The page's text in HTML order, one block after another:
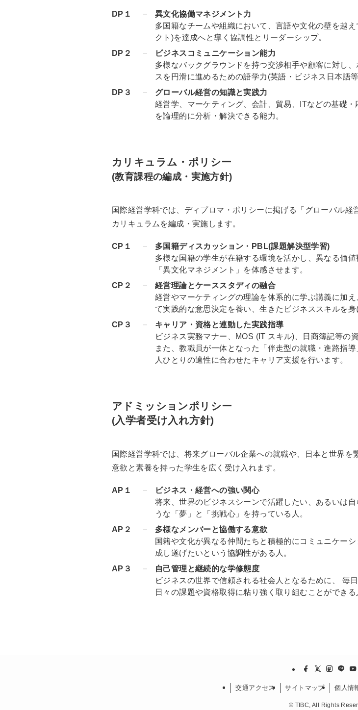
DP１
異文化協働マネジメント力
多国籍なチームや組織において、言語や文化の壁を越
クト)を達成へと導く協調性とリーダーシップ。
DP２
ビジネスコミュニケーション能力
多様なバックグラウンドを持つ交渉相手や顧客に対し
スを円滑に進めるための語学力(英語・ビジネス日本語等
DP３
グローバル経営の知識と実践力
経営学、マーケティング、会計、貿易、ITなどの基礎
を論理的に分析・解決できる能力。
カリキュラム・ポリシー
(教育課程の編成・実施方針)
国際経営学科では、ディプロマ・ポリシーに掲げる「グローバル
カリキュラムを編成・実施します。
CP１
多国籍ディスカッション・PBL(課題解決型学習)
多様な国籍の学生が在籍する環境を活かし、異なる価
「異文化マネジメント」を体感させます。
CP２
経営理論とケーススタディの融合
経営やマーケティングの理論を体系的に学ぶ講義に加
て実践的な意思決定を養い、生きたビジネススキルを身
CP３
キャリア・資格と連動した実践指導
ビジネス実務マナー、MOS (IT スキル)、日商簿記等の
また、教職員が一体となった「伴走型の就職・進路指
人ひとりの適性に合わせたキャリア支援を行います。
アドミッションポリシー
(入学者受け入れ方針)
国際経営学科では、将来グローバル企業への就職や、日本と世界
意欲と素養を持った学生を広く受け入れます。
AP１
ビジネス・経営への強い関心
将来、世界のビジネスシーンで活躍したい、あるいは
うな「夢」と「挑戦心」を持っている人。
AP２
多様なメンバーと協働する意欲
国籍や文化が異なる仲間たちと積極的にコミュニケー
成し遂げたいという協調性がある人。
AP３
自己管理と継続的な学修態度
ビジネスの世界で信頼される社会人となるために、 毎
日々の課題や資格取得に粘り強く取り組むことができる
交通アクセス サイトマップ 個人情
© TIBC, All Rights